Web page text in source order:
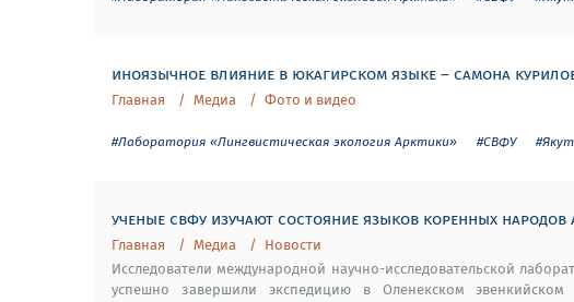
иноязычное влияние в юкагирском языке – самона
Главная Медиа Фото и видео
#Лаборатория «Лингвистическая экология Арктики» #СВФУ
ученые свфу изучают состояние языков коренных народов
Главная Медиа
Новости
Исследователи международной научно-исследовательской
успешно завершили экспедицию в Оленекском эвенкийском